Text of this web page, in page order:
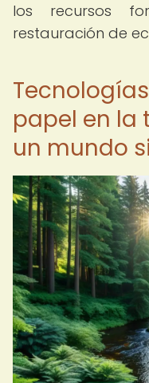
los recursos
restauración de
papel en la
un mundo